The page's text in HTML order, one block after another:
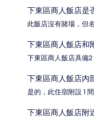
下東區商人飯店是
此飯店沒有賭場，但
下東區商人飯店和
下東區商人飯店具備2
下東區商人飯店內
是的，此住宿附設 1 間
下東區商人飯店附